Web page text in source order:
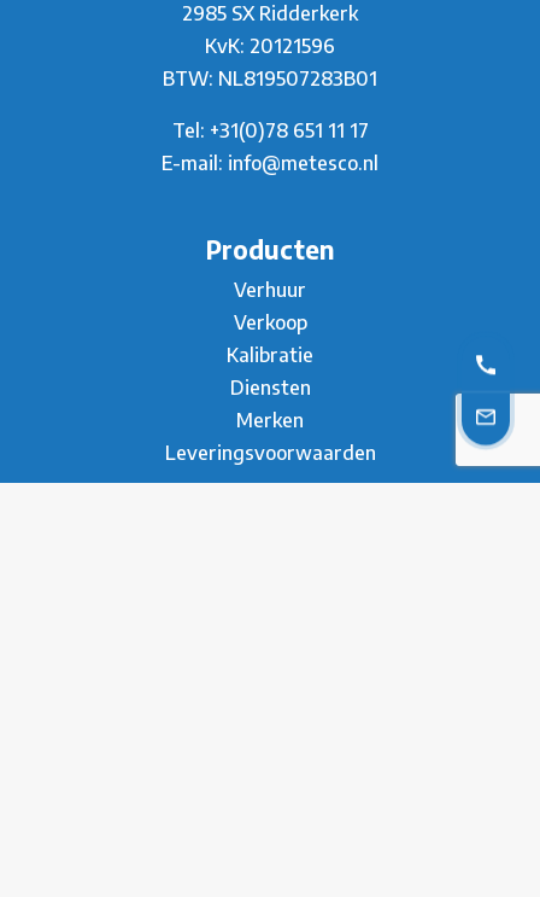
2985 SX Ridderkerk
KvK: 20121596
BTW: NL819507283B01
Tel: +31(0)78 651 11 17
E-mail: info@metesco.nl
Producten
Verhuur
Verkoop
Kalibratie
Diensten
Merken
Leveringsvoorwaarden